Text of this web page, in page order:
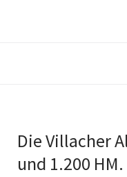
Die Villacher
und 1.200 HM.